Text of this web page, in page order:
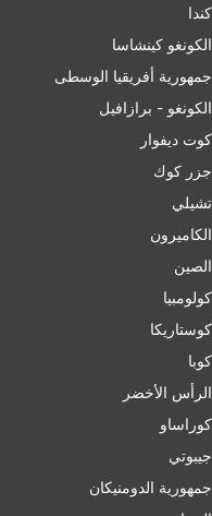
ﻛﻨﺪا
الكونغو كينشاسا
جمهورية أفريقيا الوسطى
الكونغو - برازافيل
كوت ديفوار
جزر كوك
تشيلي
الكاميرون
الصين
کولومبیا
كوستاريكا
كوبا
الرأس الأخضر
كوراساو
جيبوتي
جمهورية الدومنيكان